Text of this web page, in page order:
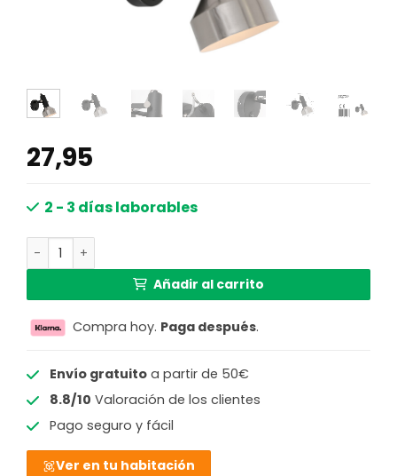
27,95
2 - 3 días laborables
Foco flexible negro / acero en forma de linterna Mexlite
Añadir al carrito
Compra hoy. Paga después.
Envío gratuitoa partir de 50€
8.8/10 Valoración de los clientes
Pago seguro y fácil
Ver en tu habitación